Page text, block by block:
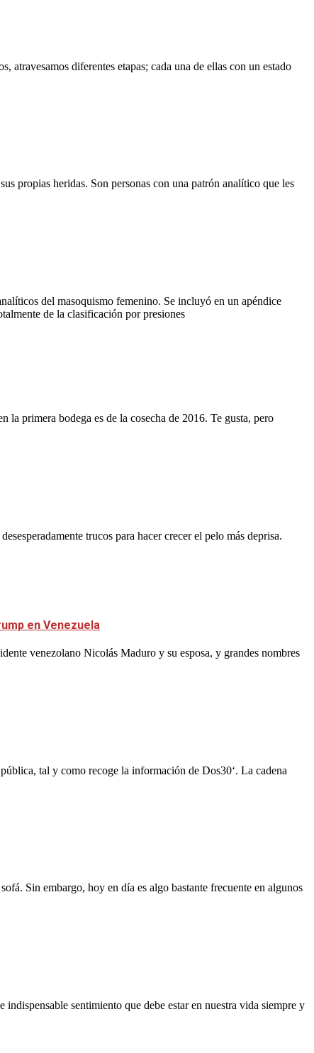
atravesamos diferentes etapas; cada una de ellas con un estado
propias heridas. Son personas con una patrón analítico que les
del masoquismo femenino. Se incluyó en un apéndice
de la clasificación por presiones
la primera bodega es de la cosecha de 2016. Te gusta, pero
trucos para hacer crecer el pelo más deprisa.
en Venezuela
venezolano Nicolás Maduro y su esposa, y grandes nombres
tal y como recoge la información de Dos30‘. La cadena
Sin embargo, hoy en día es algo bastante frecuente en algunos
sentimiento que debe estar en nuestra vida siempre y